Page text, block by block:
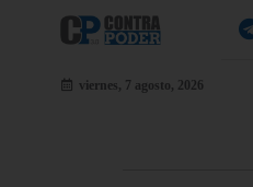
viernes, 7 agosto, 2026